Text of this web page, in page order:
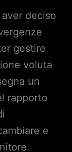
aver deciso
gestire
voluta
un
rapporto
e